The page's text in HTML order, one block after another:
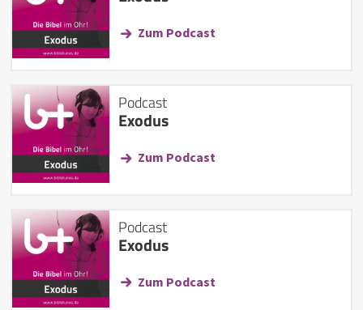
Zum Podcast
Podcast
Exodus
Zum Podcast
Podcast
Exodus
Zum Podcast